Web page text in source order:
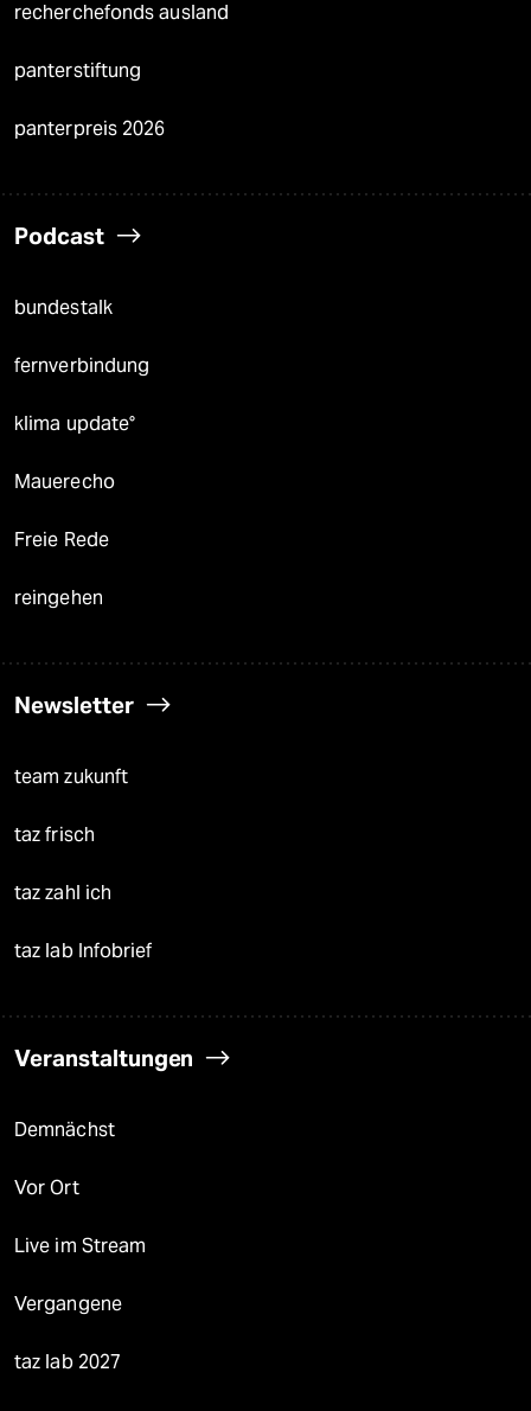
recherchefonds ausland
panterstiftung
panterpreis 2026
Podcast
bundestalk
fernverbindung
klima update°
Mauerecho
Freie Rede
reingehen
Newsletter
team zukunft
taz frisch
taz zahl ich
taz lab Infobrief
Veranstaltungen
Demnächst
Vor Ort
Live im Stream
Vergangene
taz lab 2027